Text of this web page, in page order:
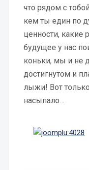
что рядом с
кем ты един по
ценности,
будущее у нас
коньки, мы и не
достигнутом и
лыжи! Вот
насыпало…